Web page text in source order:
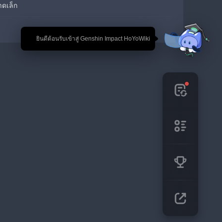
🎉 ยินดีต้อนรับเข้าสู่ Genshin Impact HoYoWiki
เล็ก